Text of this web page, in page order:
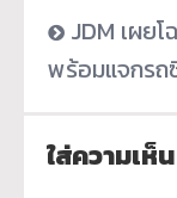
JDM เผย
พร้อมแจกรถ
ใส่ความเห็น